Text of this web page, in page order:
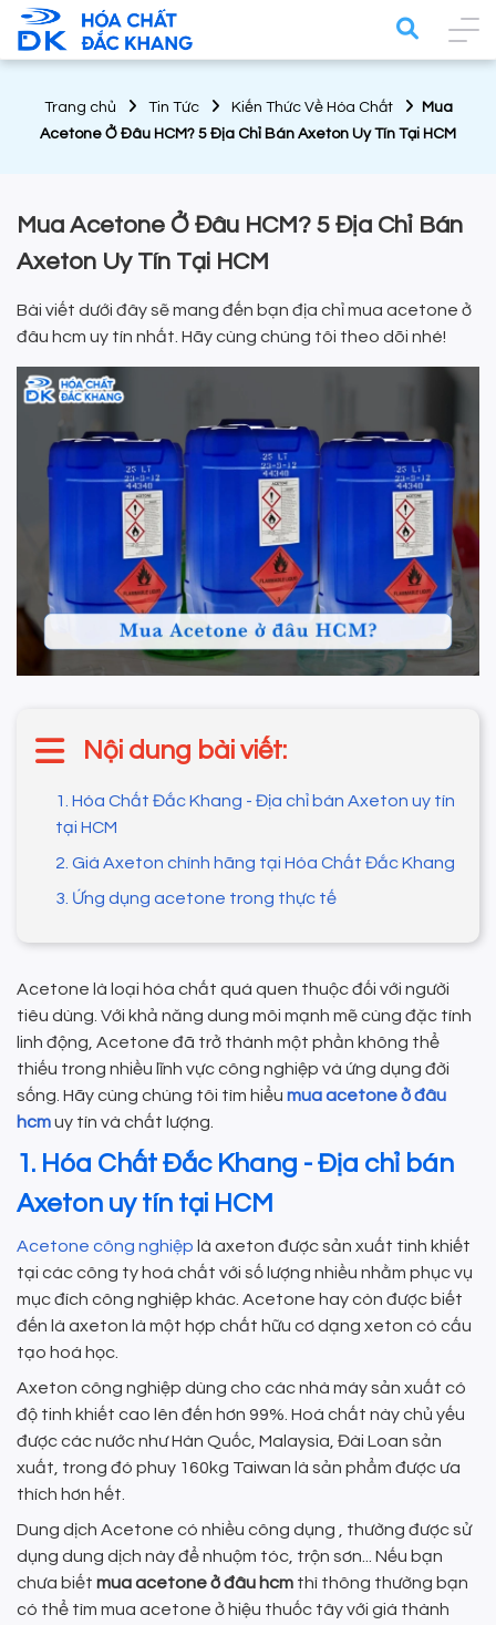
Trang chủ Tin Tức Kiến Thức Về Hóa Chất
Mua
Acetone Ở Đâu HCM? 5 Địa Chỉ Bán Axeton Uy Tín Tại HCM
Mua Acetone Ở Đâu HCM? 5 Địa Chỉ Bán
Axeton Uy Tín Tại HCM
Bài viết dưới đây sẽ mang đến bạn địa chỉ mua acetone ở
đâu hcm uy tín nhất. Hãy cùng chúng tôi theo dõi nhé!
Nội dung bài viết:
1. Hóa Chất Đắc Khang - Địa chỉ bán Axeton uy tín
tại HCM
2. Giá Axeton chính hãng tại Hóa Chất Đắc Khang
3. Ứng dụng acetone trong thực tế
Acetone là loại hóa chất quá quen thuộc đối với người
tiêu dùng. Với khả năng dung môi mạnh mẽ cùng đặc tính
linh động, Acetone đã trở thành một phần không thể
thiếu trong nhiều lĩnh vực công nghiệp và ứng dụng đời
sống. Hãy cùng chúng tôi tìm hiểu mua acetone ở đâu
hcmuy tín và chất lượng.
1. Hóa Chất Đắc Khang - Địa chỉ bán
Axeton uy tín tại HCM
Acetone công nghiệp là axeton được sản xuất tinh khiết
tại các công ty hoá chất với số lượng nhiều nhằm phục vụ
mục đích công nghiệp khác. Acetone hay còn được biết
đến là axeton là một hợp chất hữu cơ dạng xeton có cấu
tạo hoá học.
Axeton công nghiệp dùng cho các nhà máy sản xuất có
độ tinh khiết cao lên đến hơn 99%. Hoá chất này chủ yếu
được các nước như Hàn Quốc, Malaysia, Đài Loan sản
xuất, trong đó phuy 160kg Taiwan là sản phẩm được ưa
thích hơn hết.
Dung dịch Acetone có nhiều công dụng , thường được sử
dụng dung dịch này để nhuộm tóc, trộn sơn... Nếu bạn
chưa biết mua acetone ở đâu hcm thì thông thường bạn
có thể tìm mua acetone ở hiệu thuốc tây với giá thành